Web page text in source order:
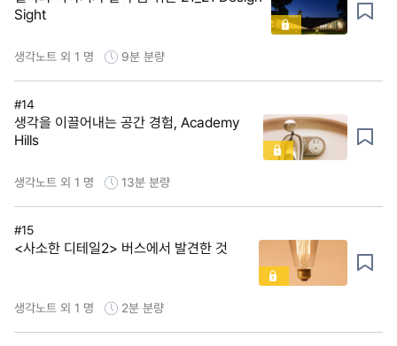
Sight
생각노트 외 1 명 9분 분량
#14
생각을 이끌어내는 공간 경험, Academy
Hills
생각노트 외 1 명 13분 분량
#15
<사소한 디테일2> 버스에서 발견한 것
생각노트 외 1 명 2분 분량